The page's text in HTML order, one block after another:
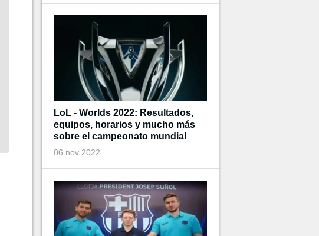
LoL - Worlds 2022: Resultados,
equipos, horarios y mucho más
sobre el campeonato mundial
06 nov 2022